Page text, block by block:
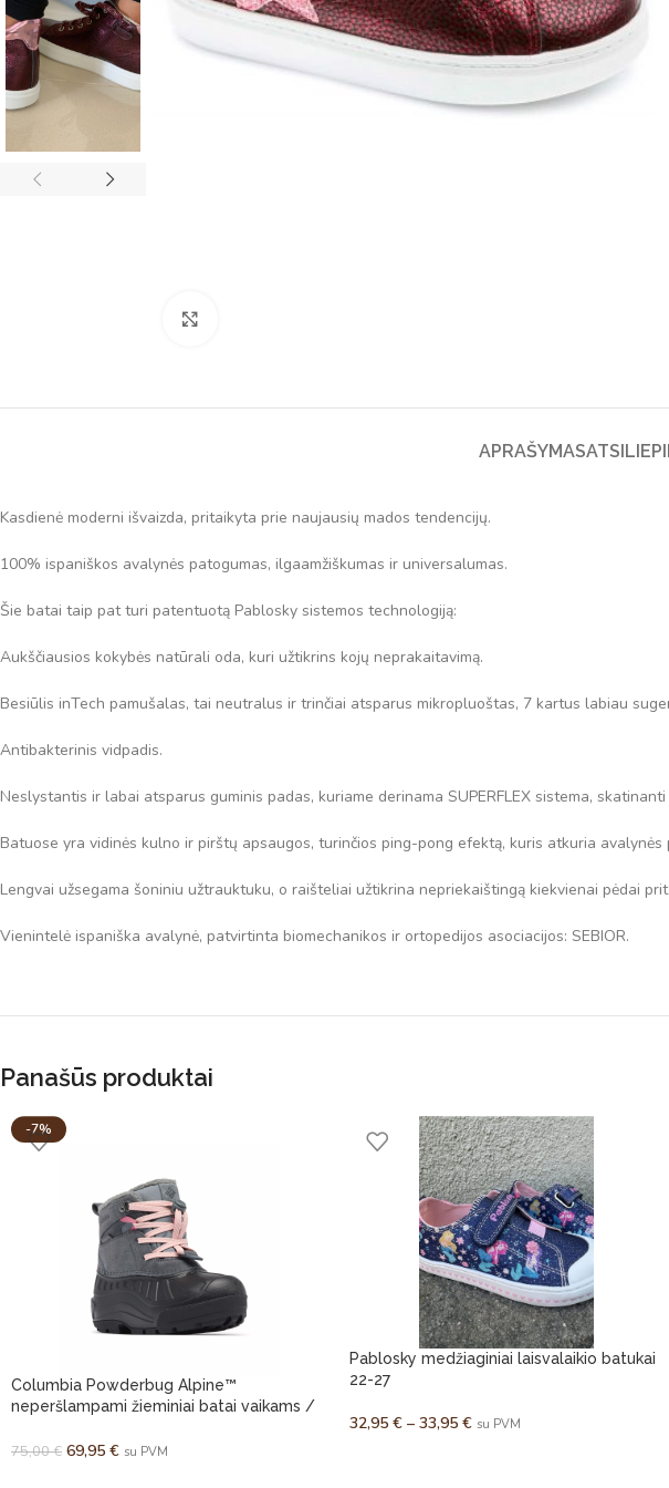
APRAŠYMAS
Kasdienė moderni išvaizda, pritaikyta prie naujausių mados tendencijų.
100% ispaniškos avalynės patogumas, ilgaamžiškumas ir universalumas.
Šie batai taip pat turi patentuotą Pablosky sistemos technologiją:
Aukščiausios kokybės natūrali oda, kuri užtikrins kojų neprakaitavimą.
Besiūlis inTech pamušalas, tai neutralus ir trinčiai atsparus mikropluoštas, 7 kartus labiau
Antibakterinis vidpadis.
Neslystantis ir labai atsparus guminis padas, kuriame derinama SUPERFLEX sistema,
Batuose yra vidinės kulno ir pirštų apsaugos, turinčios ping-pong efektą, kuris atkuria avalynės
Lengvai užsegama šoniniu užtrauktuku, o raišteliai užtikrina nepriekaištingą kiekvienai pėdai
Vienintelė ispaniška avalynė, patvirtinta biomechanikos ir ortopedijos asociacijos: SEBIOR.
Panašūs produktai
-7%
Columbia Powderbug Alpine™
neperšlampami žieminiai batai vaikams /
75,00€ 69,95 € su PVM
Pablosky medžiaginiai laisvalaikio batukai
22-27
32,95 € – 33,95 € su PVM